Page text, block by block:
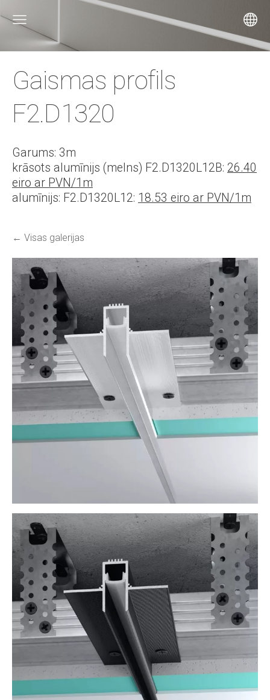
Gaismas profils
F2.D1320
Garums: 3m
krāsots alumīnijs (melns) F2.D1320L12B: 26.40
eiro ar PVN/1m
alumīnijs: F2.D1320L12: 18.53 eiro ar PVN/1m
Visas galerijas